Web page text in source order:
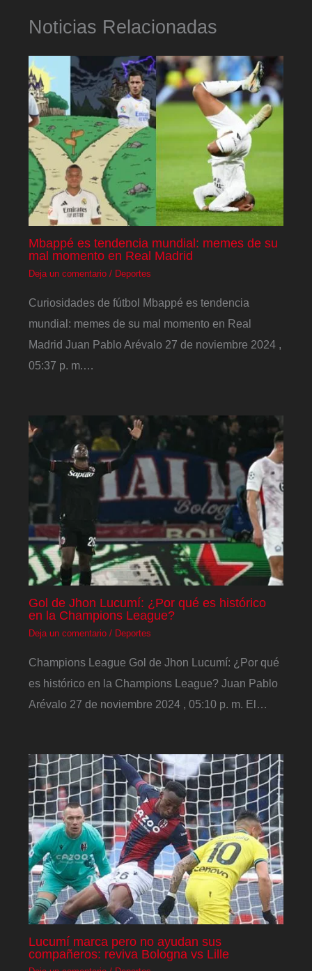
Noticias Relacionadas
Mbappé es tendencia mundial: memes de su
mal momento en Real Madrid
Deja un comentario / Deportes
Curiosidades de fútbol Mbappé es tendencia
mundial: memes de su mal momento en Real
Madrid Juan Pablo Arévalo 27 de noviembre 2024 ,
05:37 p. m.…
Gol de Jhon Lucumí: ¿Por qué es histórico
en la Champions League?
Deja un comentario / Deportes
Champions League Gol de Jhon Lucumí: ¿Por qué
es histórico en la Champions League? Juan Pablo
Arévalo 27 de noviembre 2024 , 05:10 p. m. El…
Lucumí marca pero no ayudan sus
compañeros: reviva Bologna vs Lille